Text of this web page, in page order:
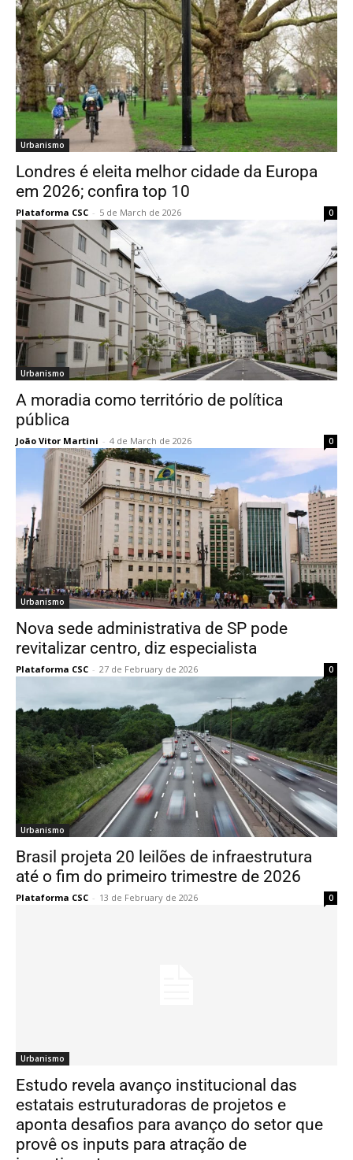
Urbanismo
Londres é eleita melhor cidade da Europa
em 2026; confira top 10
Plataforma CSC - 5 de March de 2026 0
Urbanismo
A moradia como território de política
pública
João Vitor Martini - 4 de March de 2026 0
Urbanismo
Nova sede administrativa de SP pode
revitalizar centro, diz especialista
Plataforma CSC - 27 de February de 2026 0
Urbanismo
Brasil projeta 20 leilões de infraestrutura
até o fim do primeiro trimestre de 2026
Plataforma CSC - 13 de February de 2026 0
Urbanismo
Estudo revela avanço institucional das
estatais estruturadoras de projetos e
aponta desafios para avanço do setor que
provê os inputs para atração de